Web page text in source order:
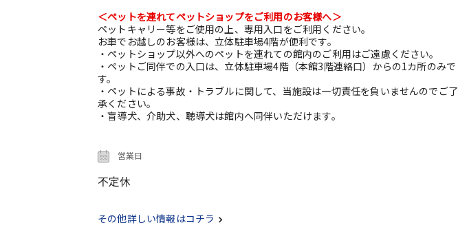
＜ペットを連れてペットショップをご利用のお客様へ＞
ペットキャリー等をご使用の上、専用入口をご利用ください。
お車でお越しのお客様は、立体駐車場4階が便利です。
・ペットショップ以外へのペットを連れての館内のご利用はご遠慮ください。
・ペットご同伴での入口は、立体駐車場4階（本館3階連絡口）からの1カ所のみで
す。
・ペットによる事故・トラブルに関して、当施設は一切責任を負いませんのでご了
承ください。
・盲導犬、介助犬、聴導犬は館内へ同伴いただけます。
営業日
不定休
その他詳しい情報はコチラ